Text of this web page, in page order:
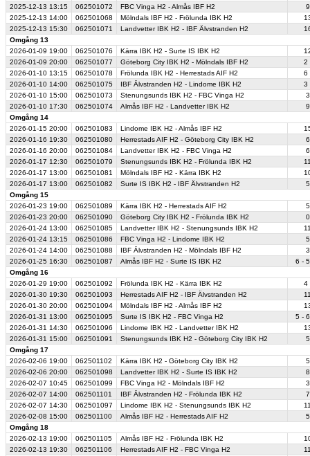
2025-12-13 13:15 062501072 FBC Vinga H2 - Almås IBF H2
2025-12-13 14:00 062501068 Mölndals IBF H2 - Frölunda IBK H2
2025-12-13 15:30 062501071 Landvetter IBK H2 - IBF Älvstranden H2
Omgång 13
2026-01-09 19:00 062501076 Kärra IBK H2 - Surte IS IBK H2
2026-01-09 20:00 062501077 Göteborg City IBK H2 - Mölndals IBF H2
2
2026-01-10 13:15 062501078 Frölunda IBK H2 - Herrestads AIF H2
6
2026-01-10 14:00 062501075 IBF Älvstranden H2 - Lindome IBK H2
3
2026-01-10 15:00 062501073 Stenungsunds IBK H2 - FBC Vinga H2
2026-01-10 17:30 062501074 Almås IBF H2 - Landvetter IBK H2
Omgång 14
2026-01-15 20:00 062501083 Lindome IBK H2 - Almås IBF H2
2026-01-16 19:30 062501080 Herrestads AIF H2 - Göteborg City IBK H2
2026-01-16 20:00 062501084 Landvetter IBK H2 - FBC Vinga H2
2026-01-17 12:30 062501079 Stenungsunds IBK H2 - Frölunda IBK H2
2026-01-17 13:00 062501081 Mölndals IBF H2 - Kärra IBK H2
2026-01-17 13:00 062501082 Surte IS IBK H2 - IBF Älvstranden H2
Omgång 15
2026-01-23 19:00 062501089 Kärra IBK H2 - Herrestads AIF H2
2026-01-23 20:00 062501090 Göteborg City IBK H2 - Frölunda IBK H2
2026-01-24 13:00 062501085 Landvetter IBK H2 - Stenungsunds IBK H2
2026-01-24 13:15 062501086 FBC Vinga H2 - Lindome IBK H2
2026-01-24 14:00 062501088 IBF Älvstranden H2 - Mölndals IBF H2
2026-01-25 16:30 062501087 Almås IBF H2 - Surte IS IBK H2
6 -
Omgång 16
2026-01-29 19:00 062501092 Frölunda IBK H2 - Kärra IBK H2
4
2026-01-30 19:30 062501093 Herrestads AIF H2 - IBF Älvstranden H2
2026-01-30 20:00 062501094 Mölndals IBF H2 - Almås IBF H2
2026-01-31 13:00 062501095 Surte IS IBK H2 - FBC Vinga H2
5 -
2026-01-31 14:30 062501096 Lindome IBK H2 - Landvetter IBK H2
2026-01-31 15:00 062501091 Stenungsunds IBK H2 - Göteborg City IBK H2
Omgång 17
2026-02-06 19:00 062501102 Kärra IBK H2 - Göteborg City IBK H2
2026-02-06 20:00 062501098 Landvetter IBK H2 - Surte IS IBK H2
2026-02-07 10:45 062501099 FBC Vinga H2 - Mölndals IBF H2
2026-02-07 14:00 062501101 IBF Älvstranden H2 - Frölunda IBK H2
2026-02-07 14:30 062501097 Lindome IBK H2 - Stenungsunds IBK H2
2026-02-08 15:00 062501100 Almås IBF H2 - Herrestads AIF H2
Omgång 18
2026-02-13 19:00 062501105 Almås IBF H2 - Frölunda IBK H2
2026-02-13 19:30 062501106 Herrestads AIF H2 - FBC Vinga H2